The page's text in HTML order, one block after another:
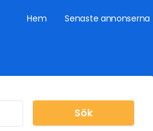
Hem Senaste annonserna
Sök